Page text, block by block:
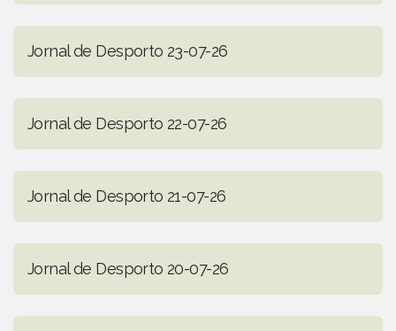
Jornal de Desporto 23-07-26
Jornal de Desporto 22-07-26
Jornal de Desporto 21-07-26
Jornal de Desporto 20-07-26